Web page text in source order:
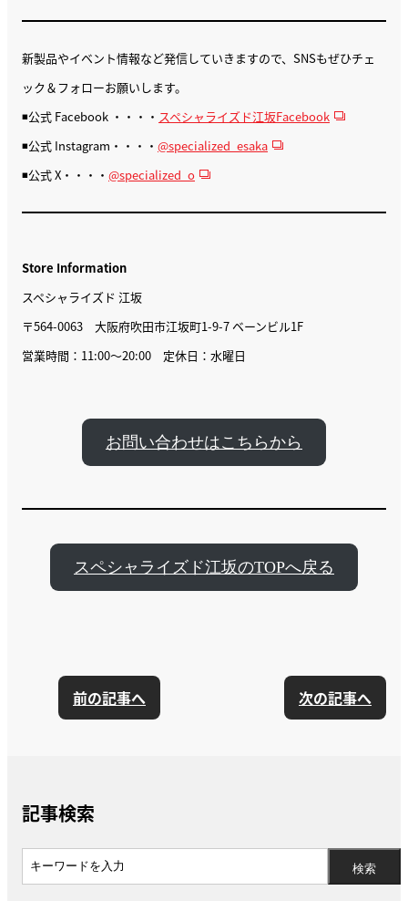
新製品やイベント情報など発信していきますので、SNSもぜひチェ
ック＆フォローお願いします。
◾️公式 Facebook ・・・・ スペシャライズド江坂Facebook
◾️公式 Instagram・・・・ @specialized_esaka
◾️公式 X・・・・ @specialized_o
Store Information
スペシャライズド 江坂
〒564-0063 大阪府吹田市江坂町1-9-7 ベーンビル1F
営業時間：11:00〜20:00 定休日：水曜日
お問い合わせはこちらから
スペシャライズド江坂のTOPへ戻る
前の記事へ 次の記事へ
記事検索